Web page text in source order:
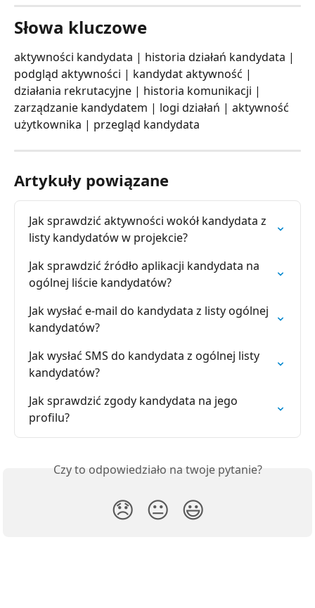
Słowa kluczowe
aktywności kandydata | historia działań kandydata |
podgląd aktywności | kandydat aktywność |
działania rekrutacyjne | historia komunikacji |
zarządzanie kandydatem | logi działań | aktywność
użytkownika | przegląd kandydata
Artykuły powiązane
Jak sprawdzić aktywności wokół kandydata z
listy kandydatów w projekcie?
Jak sprawdzić źródło aplikacji kandydata na
ogólnej liście kandydatów?
Jak wysłać e-mail do kandydata z listy ogólnej
kandydatów?
Jak wysłać SMS do kandydata z ogólnej listy
kandydatów?
Jak sprawdzić zgody kandydata na jego
profilu?
Czy to odpowiedziało na twoje pytanie?
😞 😐 😃